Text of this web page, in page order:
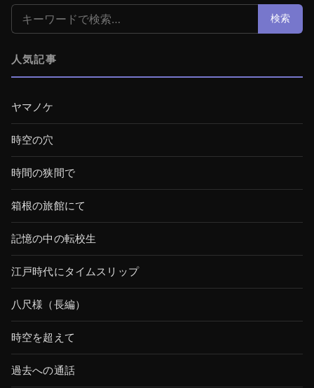
検索: 検索
人気記事
ヤマノケ
時空の穴
時間の狭間で
箱根の旅館にて
記憶の中の転校生
江戸時代にタイムスリップ
八尺様（長編）
時空を超えて
過去への通話